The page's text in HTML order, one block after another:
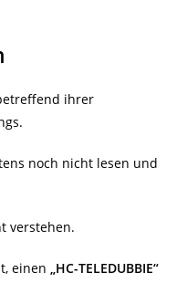
ihrer
noch nicht lesen und
verstehen.
einen „HC-TELEDUBBIE“